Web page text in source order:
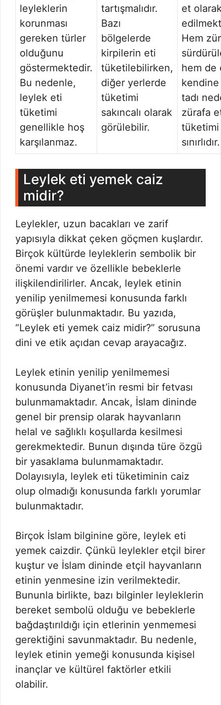
leyleklerin
korunması
gereken türler
olduğunu
göstermektedir.
Bu nedenle,
leylek eti
tüketimi
genellikle hoş
karşılanmaz.
tartışmalıdır.
Bazı
bölgelerde
kirpilerin eti
tüketilebilirken,
diğer yerlerde
tüketimi
sakıncalı olarak
görülebilir.
et
Hem
hem de
kendine
tadı
zürafa
tüketimi
sınırlıdır.
Leylek eti yemek caiz
midir?
Leylekler, uzun bacakları ve zarif
yapısıyla dikkat çeken göçmen kuşlardır.
Birçok kültürde leyleklerin sembolik bir
önemi vardır ve özellikle bebeklerle
ilişkilendirilirler. Ancak, leylek etinin
yenilip yenilmemesi konusunda farklı
görüşler bulunmaktadır. Bu yazıda,
“Leylek eti yemek caiz midir?” sorusuna
dini ve etik açıdan cevap arayacağız.
Leylek etinin yenilip yenilmemesi
konusunda Diyanet’in resmi bir fetvası
bulunmamaktadır. Ancak, İslam dininde
genel bir prensip olarak hayvanların
helal ve sağlıklı koşullarda kesilmesi
gerekmektedir. Bunun dışında türe özgü
bir yasaklama bulunmamaktadır.
Dolayısıyla, leylek eti tüketiminin caiz
olup olmadığı konusunda farklı yorumlar
bulunmaktadır.
Birçok İslam bilginine göre, leylek eti
yemek caizdir. Çünkü leylekler etçil birer
kuştur ve İslam dininde etçil hayvanların
etinin yenmesine izin verilmektedir.
Bununla birlikte, bazı bilginler leyleklerin
bereket sembolü olduğu ve bebeklerle
bağdaştırıldığı için etlerinin yenmemesi
gerektiğini savunmaktadır. Bu nedenle,
leylek etinin yemeği konusunda kişisel
inançlar ve kültürel faktörler etkili
olabilir.